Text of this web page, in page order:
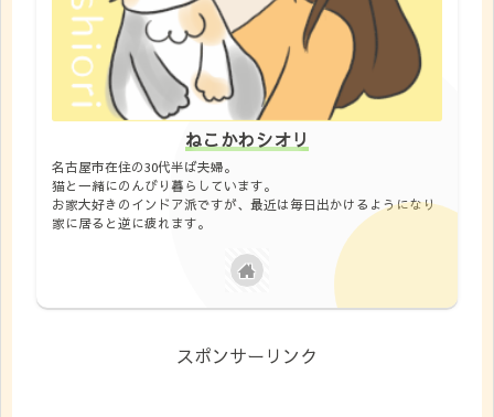
ねこかわシオリ
名古屋市在住の30代半ば夫婦。
猫と一緒にのんびり暮らしています。
お家大好きのインドア派ですが、最近は毎日出かけるようになり
家に居ると逆に疲れます。
スポンサーリンク